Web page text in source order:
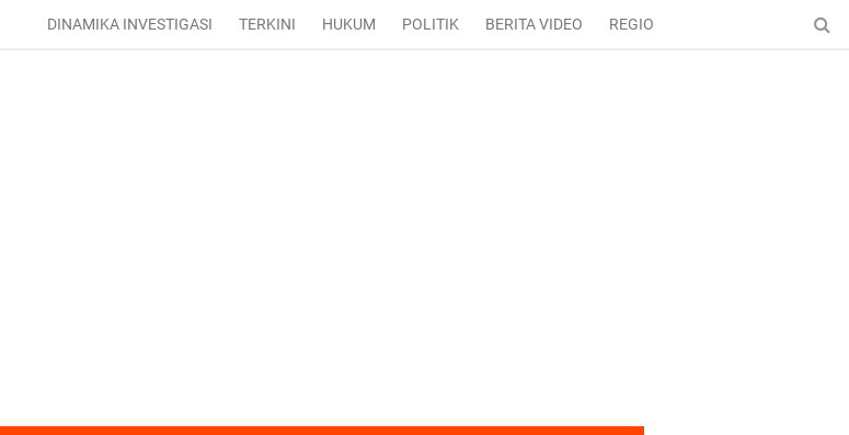
DINAMIKA INVESTIGASI TERKINI HUKUM POLITIK BERITA VIDEO REGIONAL ENTERTAINMENT